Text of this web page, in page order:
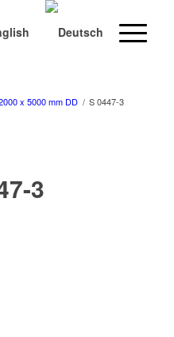
x 5000 mm DD / S 0447-3
3